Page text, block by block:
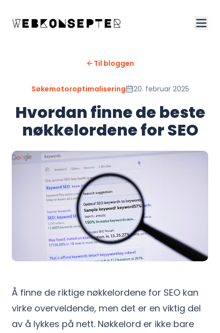
Til bloggen
Søkemotoroptimalisering 20. februar 2025
Hvordan finne de beste
nøkkelordene for SEO
Å finne de riktige nøkkelordene for SEO kan
virke overveldende, men det er en viktig del
av å lykkes på nett. Nøkkelord er ikke bare